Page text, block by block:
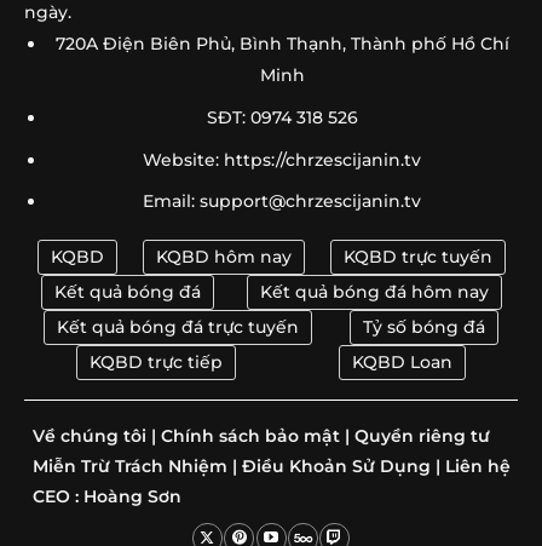
➤ Soi Kèo Australia Vs Thổ Nhĩ Kỳ 11h00 Ngày 14/06: Dự
Soi Kèo Brazil Vs Morocco 05h00 Ngày 14/06: Dự Đoán
Soi Kèo Qatar Vs Thụy Sỹ 02h00 Ngày 14/06 – Dự
➤
Những HLV Đáng Chú Ý World Cup 2026 | Siêu Sao Sa
Bàn
HLV Park Hang Seo World Cup 2026 – Chức Phó Chủ
Tịch
➤ Các Cặp Anh Em Góp Mặt Tại World Cup 2026 – 8 Cặp
Ruột
ngày.
720A Điện Biên Phủ, Bình Thạnh, Thành phố Hồ Chí
Minh
SĐT: 0974 318 526
Website: https://chrzescijanin.tv
Email:support@chrzescijanin.tv
KQBD KQBD hôm nay
KQBD trực tuyến
Kết quả bóng đá
Kết quả bóng đá hôm nay
Kết quả bóng đá trực tuyến
Tỷ số bóng đá
KQBD trực tiếp
KQBD Loan
Về chúng tôi | Chính sách bảo mật| Quyền riêng tư
Miễn Trừ Trách Nhiệm | Điều Khoản Sử Dụng | Liên hệ
CEO : Hoàng Sơn